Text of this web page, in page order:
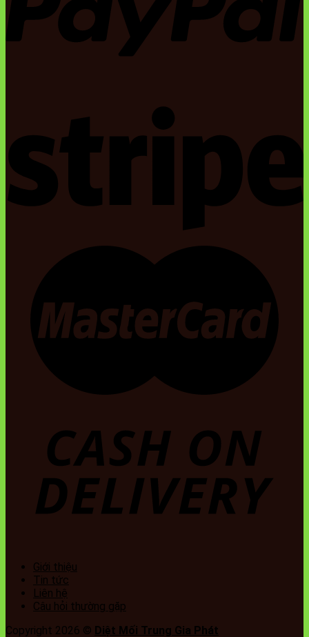
Giới thiệu
Tin tức
Liên hệ
Câu hỏi thường gặp
Copyright 2026 © Diệt Mối Trung Gia Phát